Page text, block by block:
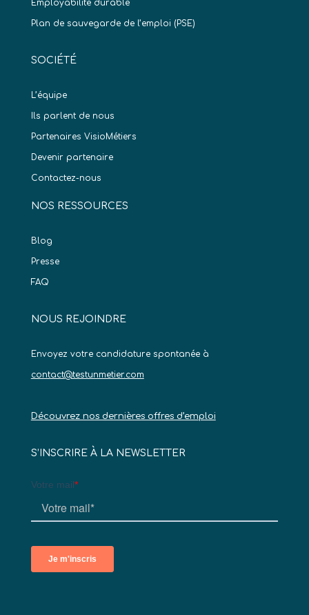
Employabilite durable
Plan de sauvegarde de l’emploi (PSE)
SOCIÉTÉ
L’équipe
Ils parlent de nous
Partenaires VisioMétiers
Devenir partenaire
Contactez-nous
NOS RESSOURCES
Blog
Presse
FAQ
NOUS REJOINDRE
Envoyez votre candidature spontanée à
contact@testunmetier.com
Découvrez nos dernières offres d’emploi
S’INSCRIRE À LA NEWSLETTER